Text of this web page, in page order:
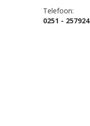
Telefoon:
0251 - 257924